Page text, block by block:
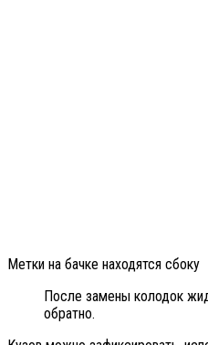
Метки на бачке находятся сбоку
После замены колодок
обратно.